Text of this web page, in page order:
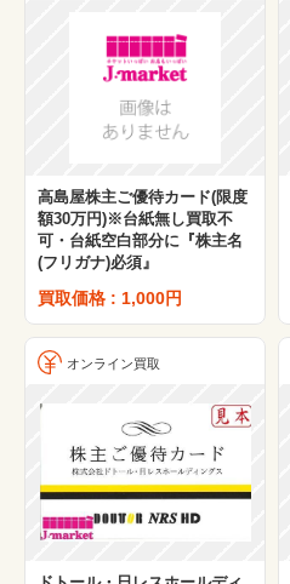
高島屋株主ご優待カード(限度
額30万円)※台紙無し買取不
可・台紙空白部分に『株主名
(フリガナ)必須』
買取価格 : 1,000円
オンライン買取